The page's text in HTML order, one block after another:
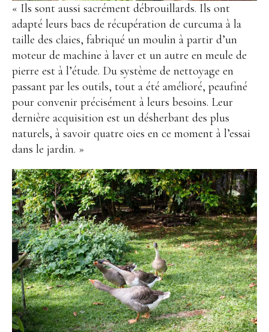
« Ils sont aussi sacrément débrouillards. Ils ont
adapté leurs bacs de récupération de curcuma à la
taille des claies, fabriqué un moulin à partir d’un
moteur de machine à laver et un autre en meule de
pierre est à l’étude. Du système de nettoyage en
passant par les outils, tout a été amélioré, peaufiné
pour convenir précisément à leurs besoins. Leur
dernière acquisition est un désherbant des plus
naturels, à savoir quatre oies en ce moment à l’essai
dans le jardin. »